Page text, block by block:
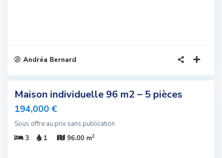
Andréa Bernard
Maison individuelle 96 m2 – 5 pièces
194,000 €
Sous offre au prix sans publication
3
1 96.00 m2